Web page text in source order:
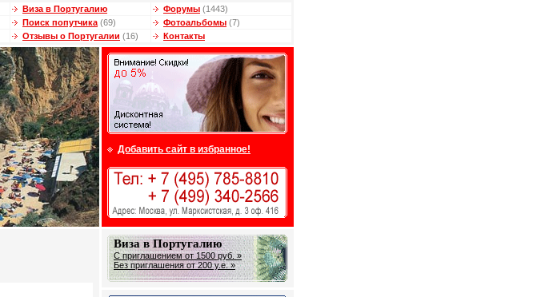
Виза в Португалию Форумы (1443)
Поиск попутчика (69) Фотоальбомы (7)
Отзывы о Португалии (16) Контакты
Добавить сайт в избранное!
Виза в Португалию
С приглашением от 1500 руб. »
Без приглашения от 200 у.е. »